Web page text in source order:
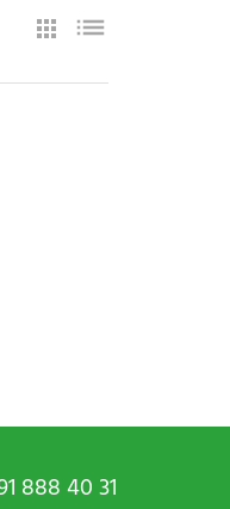
888 40 31